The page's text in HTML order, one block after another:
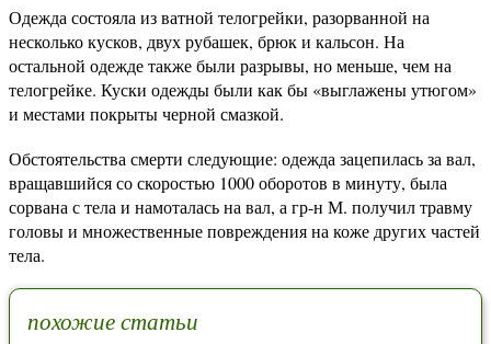
Одежда состояла из ватной телогрейки, разорванной на
несколько кусков, двух рубашек, брюк и кальсон. На
остальной одежде также были разрывы, но меньше, чем на
телогрейке. Куски одежды были как бы «выглажены утюгом»
и местами покрыты черной смазкой.
Обстоятельства смерти следующие: одежда зацепилась за вал,
вращавшийся со скоростью 1000 оборотов в минуту, была
сорвана с тела и намоталась на вал, а гр-н М. получил травму
головы и множественные повреждения на коже других частей
тела.
похожие статьи